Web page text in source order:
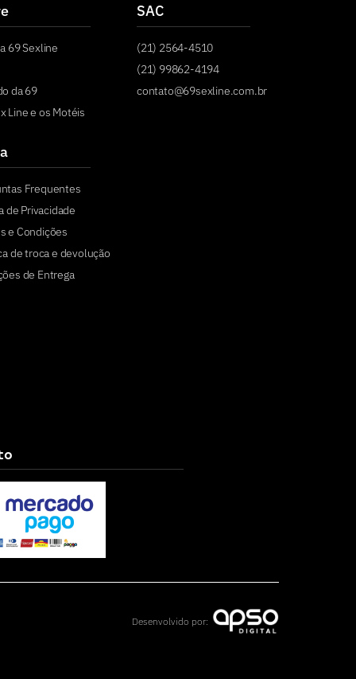
69 Sexline
da 69
Line e os Motéis
Frequentes
de Privacidade
e Condições
de troca e devolução
de Entrega
SAC
(21) 2564-4510
(21) 99862-4194
contato@69sexline.com.br
Desenvolvido por: